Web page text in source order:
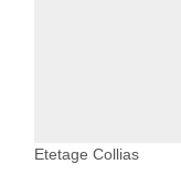
Etetage Collias